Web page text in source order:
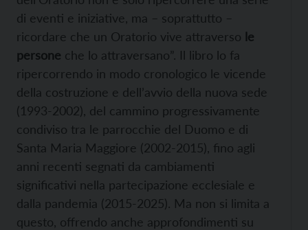
di eventi e iniziative, ma – soprattutto –
ricordare che un Oratorio vive attraverso le
persone che lo attraversano”. Il libro lo fa
ripercorrendo in modo cronologico le vicende
della costruzione e dell’avvio della nuova sede
(1993-2002), del cammino progressivamente
condiviso tra le parrocchie del Duomo e di
Santa Maria Maggiore (2002-2015), fino agli
anni recenti segnati da cambiamenti
significativi nella partecipazione ecclesiale e
dalla pandemia (2015-2025). Ma non si limita a
questo, offrendo anche approfondimenti su